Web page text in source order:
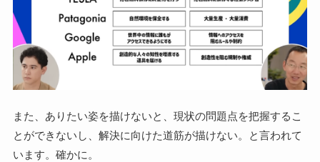
また、ありたい姿を描けないと、現状の問題点を把握するこ
とができないし、解決に向けた道筋が描けない。と言われて
います。確かに。